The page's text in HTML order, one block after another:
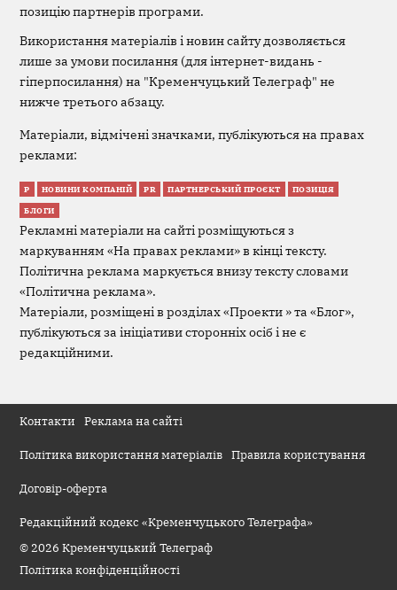
позицію партнерів програми.
Використання матеріалів і новин сайту дозволяється
лише за умови посилання (для інтернет-видань -
гіперпосилання) на "Кременчуцький Телеграф" не
нижче третього абзацу.
Матеріали, відмічені значками, публікуються на правах
реклами:
Р НОВИНИ КОМПАНІЙ PR ПАРТНЕРСЬКИЙ ПРОЄКТ ПОЗИЦІЯ
БЛОГИ
Рекламні матеріали на сайті розміщуються з
маркуванням «На правах реклами» в кінці тексту.
Політична реклама маркується внизу тексту словами
«Політична реклама».
Матеріали, розміщені в розділах «Проекти » та «Блог»,
публікуються за ініціативи сторонніх осіб і не є
редакційними.
Контакти Реклама на сайті
Політика використання матеріалів Правила користування
Договір-оферта
Редакційний кодекс «Кременчуцького Телеграфа»
© 2026 Кременчуцький Телеграф
Політика конфіденційності